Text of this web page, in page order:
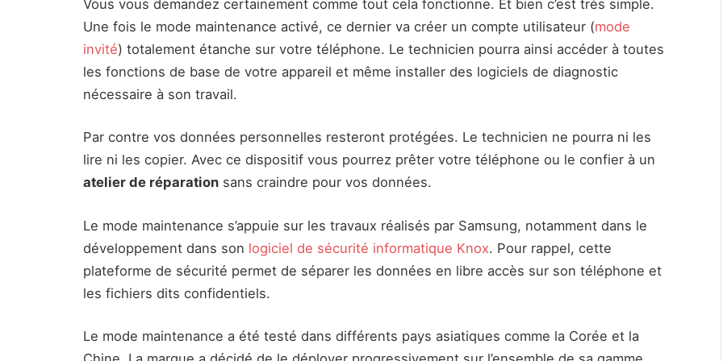
Vous vous demandez certainement comme tout cela fonctionne. Et bien c’est très simple.
Une fois le mode maintenance activé, ce dernier va créer un compte utilisateur (mode
invité) totalement étanche sur votre téléphone. Le technicien pourra ainsi accéder à toutes
les fonctions de base de votre appareil et même installer des logiciels de diagnostic
nécessaire à son travail.
Par contre vos données personnelles resteront protégées. Le technicien ne pourra ni les
lire ni les copier. Avec ce dispositif vous pourrez prêter votre téléphone ou le confier à un
atelier de réparation sans craindre pour vos données.
Le mode maintenance s’appuie sur les travaux réalisés par Samsung, notamment dans le
développement dans son logiciel de sécurité informatique Knox. Pour rappel, cette
plateforme de sécurité permet de séparer les données en libre accès sur son téléphone et
les fichiers dits confidentiels.
Le mode maintenance a été testé dans différents pays asiatiques comme la Corée et la